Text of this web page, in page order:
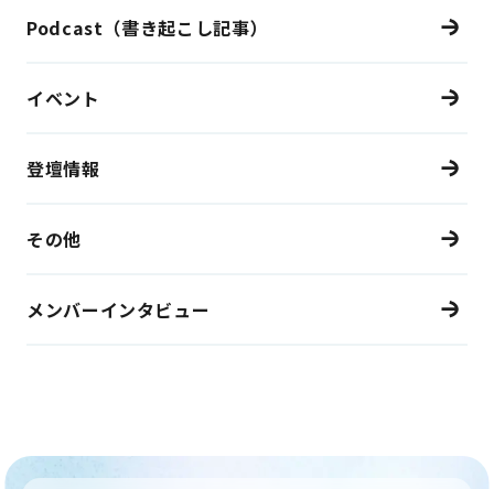
Podcast（書き起こし記事）
イベント
登壇情報
その他
メンバーインタビュー